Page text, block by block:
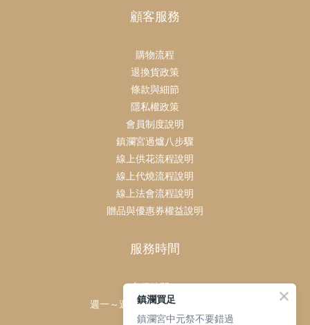
顧客服務
購物流程
退換貨政策
條款與細節
隱私權政策
會員制度說明
鎮瀾宮過爐八步驟
線上供花流程說明
線上代燒流程說明
線上法會流程說明
贈品與優惠券權益說明
服務時間
客服時間：
週一～週日 上午9點～下午6點
客服電話：
鎮瀾買足
鎮瀾宮中元祭不要錯過